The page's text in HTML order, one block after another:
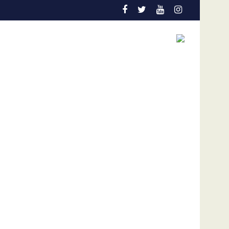
la detección temprana es la gran aliada para salvar vidas
Admisión de culpa